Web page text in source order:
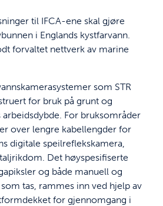
til IFCA-ene skal gjøre
i Englands kystfarvann.
forvaltet nettverk av marine
som STR
for bruk på grunt og
For bruksområder
over lengre kabellengder for
digitale speilreflekskamera,
Det høyspesifiserte
og både manuell og
tas, rammes inn ved hjelp av
for gjennomgang i